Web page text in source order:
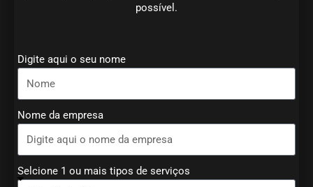
possível.
Digite aqui o seu nome
Nome da empresa
Selcione 1 ou mais tipos de serviços